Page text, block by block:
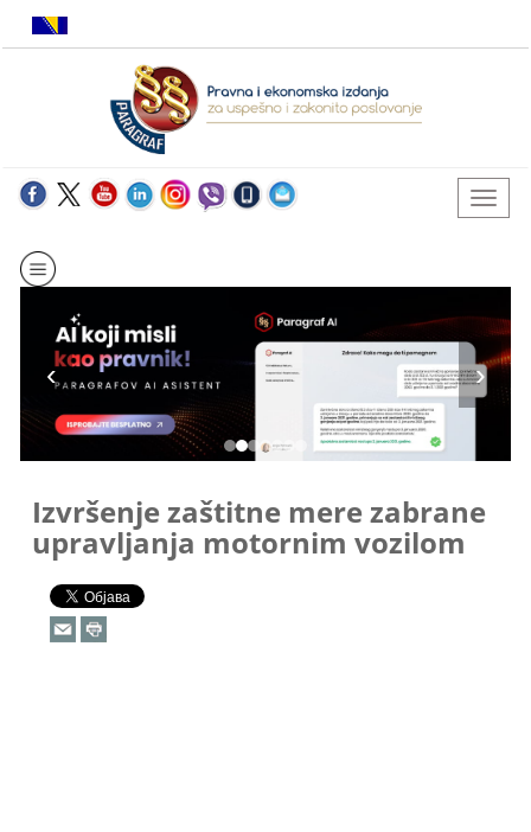
Izvršenje zaštitne mere zabrane
upravljanja motornim vozilom